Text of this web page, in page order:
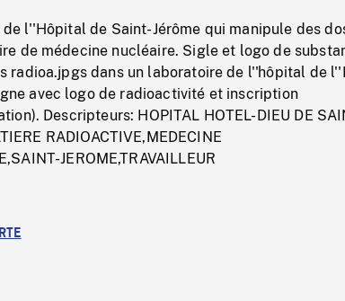
l''Hôpital de Saint-Jérôme qui manipule des
de médecine nucléaire. Sigle et logo de
radioa.jpgs dans un laboratoire de l''hôpital de
avec logo de radioactivité et inscription
Descripteurs: HOPITAL HOTEL-DIEU DE
RADIOACTIVE,MEDECINE
JEROME,TRAVAILLEUR